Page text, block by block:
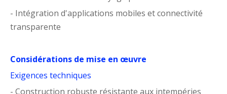
- Intégration d'applications mobiles et connectivité
transparente
Considérations de mise en œuvre
Exigences techniques
- Construction robuste résistante aux intempéries